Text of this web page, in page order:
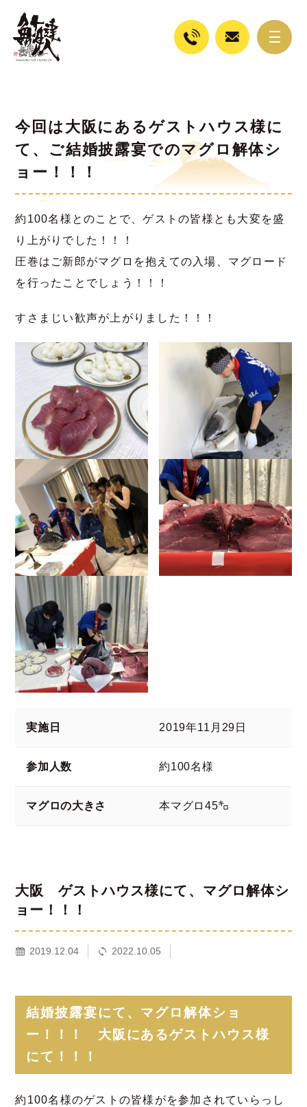
今回は大阪にあるゲストハウス様に
て、ご結婚披露宴でのマグロ解体シ
ョー！！！
約100名様とのことで、ゲストの皆様とも大変を盛
り上がりでした！！！
圧巻はご新郎がマグロを抱えての入場、マグロード
を行ったことでしょう！！！
すさまじい歓声が上がりました！！！
実施日 2019年11月29日
参加人数 約100名様
マグロの大きさ 本マグロ45㌔
大阪 ゲストハウス様にて、マグロ解体シ
ョー！！！
2019.12.04 2022.10.05
結婚披露宴にて、マグロ解体ショ
ー！！！ 大阪にあるゲストハウス様
にて！！！
約100名様のゲストの皆様がを参加されていらっし